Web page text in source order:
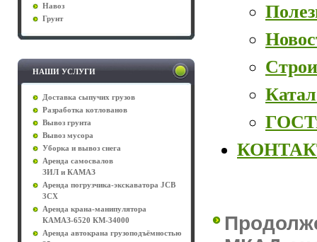
Навоз
Грунт
НАШИ УСЛУГИ
Доставка сыпучих грузов
Разработка котлованов
Вывоз грунта
Вывоз мусора
Уборка и вывоз снега
Аренда самосвалов
ЗИЛ и КАМАЗ
Аренда погрузчика-экскаватора JCB
3CX
Аренда крана-манипулятора
КАМАЗ-6520 КМ-34000
Аренда автокрана грузоподъёмностью